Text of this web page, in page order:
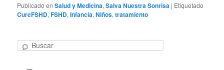
Publicado en Salud y Medicina,Salva Nuestra Sonrisa | Etiquetado
CureFSHD,FSHD,Infancia,Niños,tratamiento